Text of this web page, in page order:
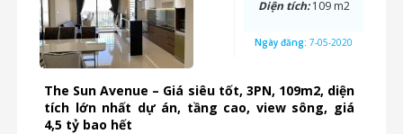
The Sun Avenue – Giá siêu tốt, 3PN, 109m2, diện
tích lớn nhất dự án, tầng cao, view sông, giá
4,5 tỷ bao hết
Diện tích:109 m2
Ngày đăng: 7-05-2020